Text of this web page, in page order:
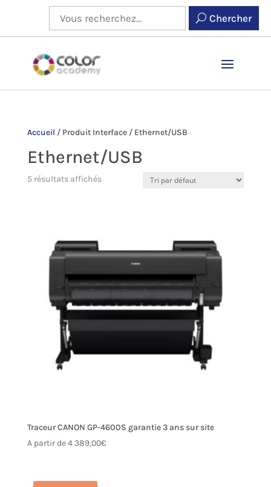
Chercher
Accueil / Produit Interface/ Ethernet/USB
Ethernet/USB
5 résultats affichés
Traceur CANON GP-4600S garantie 3 ans sur site
A partir de4 389,00€